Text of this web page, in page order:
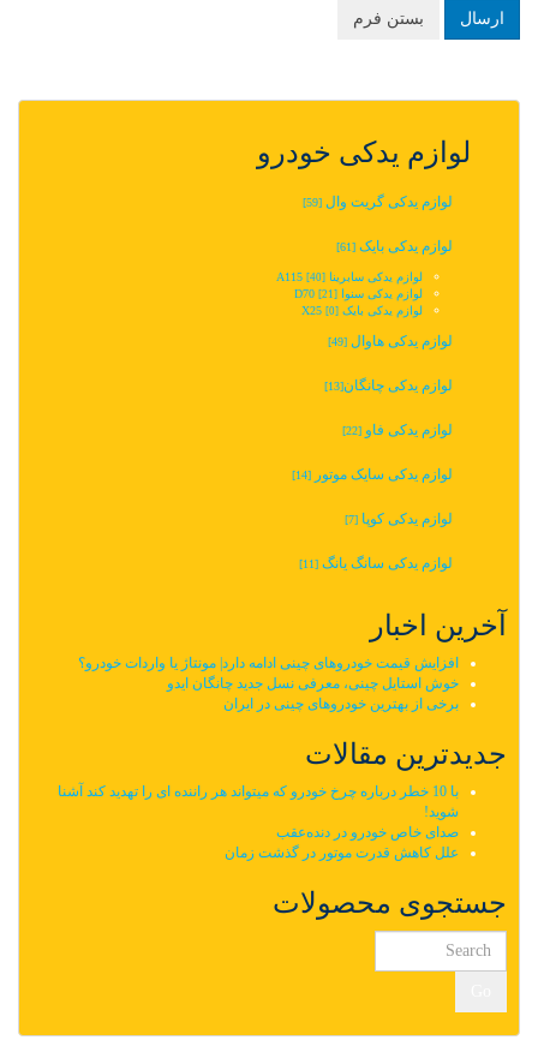
ارسال بستن فرم
لوازم یدکی خودرو
لوازم یدکی گریت وال [59]
لوازم یدکی بایک [61]
لوازم یدکی سابرینا A115 [40]
لوازم یدکی سنوا D70 [21]
لوازم یدکی بایک X25 [0]
لوازم یدکی هاوال [49]
لوازم یدکی چانگان‬‎[13]
لوازم یدکی فاو [22]
لوازم یدکی سایک موتور [14]
لوازم یدکی کوپا [7]
لوازم یدکی سانگ یانگ [11]
آخرین اخبار
افزایش قیمت خودروهای چینی ادامه دارد| مونتاژ یا واردات خودرو؟
خوش استایل چینی، معرفی نسل جدید چانگان ایدو
برخی از بهترین خودروهای چینی در ایران
جدیدترین مقالات
با 10 خطر درباره چرخ خودرو که میتواند هر راننده ای را تهدید کند آشنا
شوید!
صدای خاص خودرو در دنده‌عقب
علل کاهش قدرت موتور در گذشت زمان
جستجوی محصولات